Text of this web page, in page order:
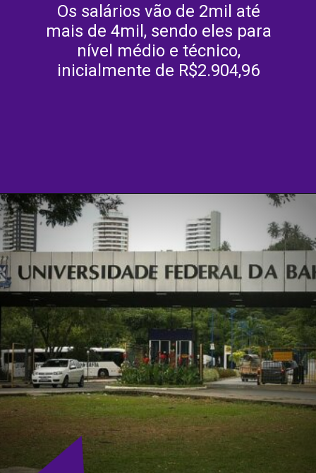
Os salários vão de 2mil até
mais de 4mil, sendo eles para
nível médio e técnico,
inicialmente de R$2.904,96